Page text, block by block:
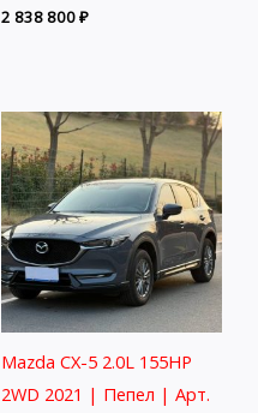
2 838 800₽
Mazda CX-5 2.0L 155HP
2WD 2021 | Пепел | Арт.